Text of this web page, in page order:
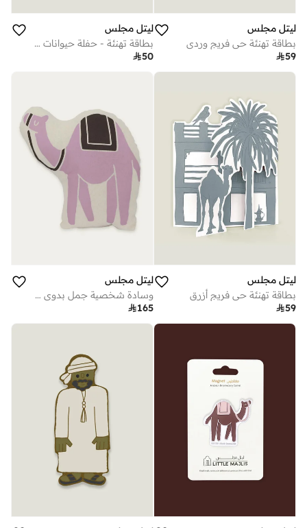
ليتل مجلس
بطاقة تهنئة حي فريج وردي
59
ليتل مجلس
بطاقة تهنئة - حفلة حيوانات أليفة
50
ليتل مجلس
بطاقة تهنئة حي فريج أزرق
59
ليتل مجلس
وسادة شخصية جمل بدوي وردي
165